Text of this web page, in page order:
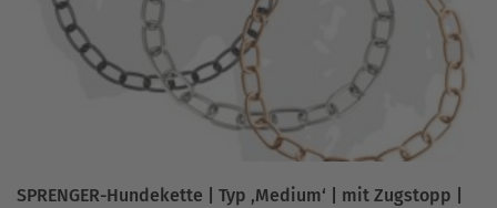
Produktseite
gewählt
werden
SPRENGER-Hundekette | Typ ‚Medium‘ | mit Zugstopp |